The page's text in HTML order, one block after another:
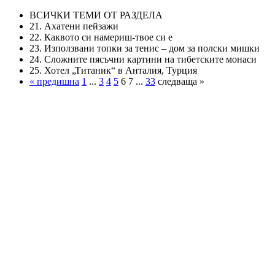
ВСИЧКИ ТЕМИ ОТ РАЗДЕЛА
21. Ахатени пейзажи
22. Каквото си намериш-твое си е
23. Използвани топки за тенис – дом за полски мишки
24. Сложните пясъчни картини на тибетските монаси
25. Хотел „Титаник“ в Анталия, Турция
« предишна 1 ... 3 4 5 6 7 ... 33 следваща »